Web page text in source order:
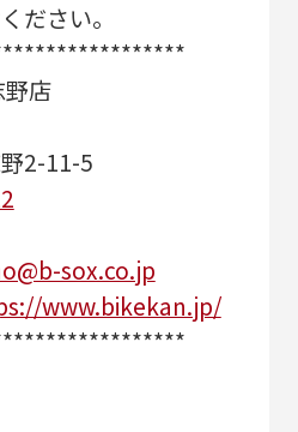
ださい。
店
2-11-5
sox.co.jp
www.bikekan.jp/